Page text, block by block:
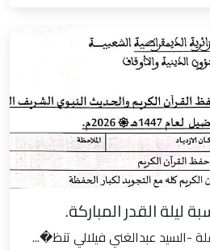
ليلة القدر المباركة.
-السيد عبدالغني فيلالي تنظ�...